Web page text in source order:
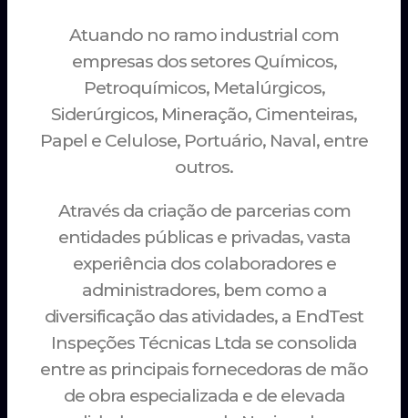
Atuando no ramo industrial com
empresas dos setores Químicos,
Petroquímicos, Metalúrgicos,
Siderúrgicos, Mineração, Cimenteiras,
Papel e Celulose, Portuário, Naval, entre
outros.
Através da criação de parcerias com
entidades públicas e privadas, vasta
experiência dos colaboradores e
administradores, bem como a
diversificação das atividades, a EndTest
Inspeções Técnicas Ltda se consolida
entre as principais fornecedoras de mão
de obra especializada e de elevada